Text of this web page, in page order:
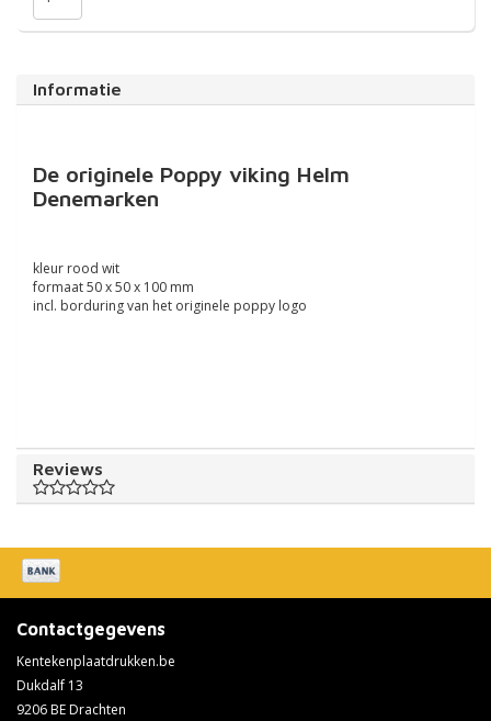
Informatie
De originele Poppy viking Helm
Denemarken
kleur rood wit
formaat 50 x 50 x 100 mm
incl. borduring van het originele poppy logo
Reviews
Contactgegevens
Kentekenplaatdrukken.be
Dukdalf 13
9206 BE Drachten